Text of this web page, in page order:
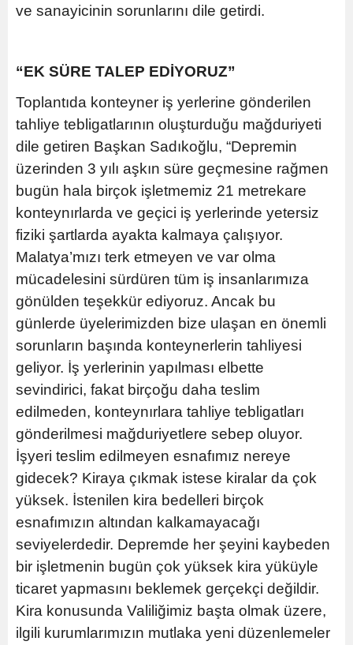
ve sanayicinin sorunlarını dile getirdi.
“EK SÜRE TALEP EDİYORUZ”
Toplantıda konteyner iş yerlerine gönderilen
tahliye tebligatlarının oluşturduğu mağduriyeti
dile getiren Başkan Sadıkoğlu, “Depremin
üzerinden 3 yılı aşkın süre geçmesine rağmen
bugün hala birçok işletmemiz 21 metrekare
konteynırlarda ve geçici iş yerlerinde yetersiz
fiziki şartlarda ayakta kalmaya çalışıyor.
Malatya’mızı terk etmeyen ve var olma
mücadelesini sürdüren tüm iş insanlarımıza
gönülden teşekkür ediyoruz. Ancak bu
günlerde üyelerimizden bize ulaşan en önemli
sorunların başında konteynerlerin tahliyesi
geliyor. İş yerlerinin yapılması elbette
sevindirici, fakat birçoğu daha teslim
edilmeden, konteynırlara tahliye tebligatları
gönderilmesi mağduriyetlere sebep oluyor.
İşyeri teslim edilmeyen esnafımız nereye
gidecek? Kiraya çıkmak istese kiralar da çok
yüksek. İstenilen kira bedelleri birçok
esnafımızın altından kalkamayacağı
seviyelerdedir. Depremde her şeyini kaybeden
bir işletmenin bugün çok yüksek kira yüküyle
ticaret yapmasını beklemek gerçekçi değildir.
Kira konusunda Valiliğimiz başta olmak üzere,
ilgili kurumlarımızın mutlaka yeni düzenlemeler